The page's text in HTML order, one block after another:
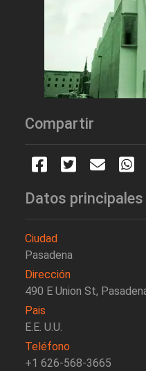
Compartir
Datos principales
Ciudad
Pasadena
Dirección
490 E Union St,
Pais
E.E. U.U.
Teléfono
+1 626-568-3665